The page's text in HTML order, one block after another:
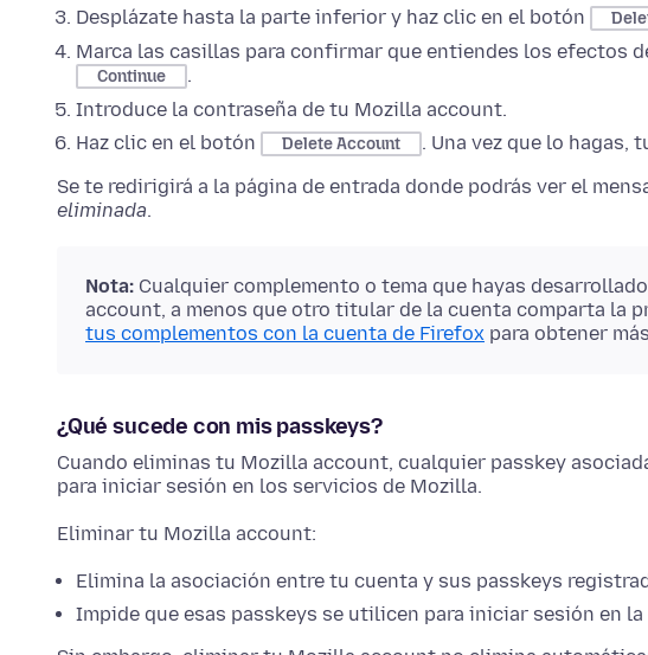
Desplázate hasta la parte inferior y haz clic en el botón
Marca las casillas para confirmar que entiendes los efectos
Continue
.
Introduce la contraseña de tu Mozilla account.
Haz clic en el botón
Delete Account
. Una vez que lo hagas,
Se te redirigirá a la página de entrada donde podrás ver el
eliminada.
Nota: Cualquier complemento o tema que hayas
account, a menos que otro titular de la cuenta comparta la
tus complementos con la cuenta de Firefox para obtener
¿Qué sucede con mis passkeys?
Cuando eliminas tu Mozilla account, cualquier passkey
para iniciar sesión en los servicios de Mozilla.
Eliminar tu Mozilla account:
Elimina la asociación entre tu cuenta y sus passkeys
Impide que esas passkeys se utilicen para iniciar sesión en